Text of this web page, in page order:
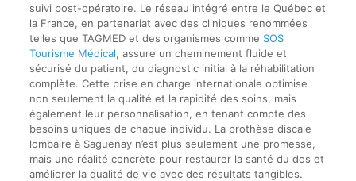
suivi post-opératoire. Le réseau intégré entre le Québec et
la France, en partenariat avec des cliniques renommées
telles que TAGMED et des organismes comme SOS
Tourisme Médical, assure un cheminement fluide et
sécurisé du patient, du diagnostic initial à la réhabilitation
complète. Cette prise en charge internationale optimise
non seulement la qualité et la rapidité des soins, mais
également leur personnalisation, en tenant compte des
besoins uniques de chaque individu. La prothèse discale
lombaire à Saguenay n’est plus seulement une promesse,
mais une réalité concrète pour restaurer la santé du dos et
améliorer la qualité de vie avec des résultats tangibles.